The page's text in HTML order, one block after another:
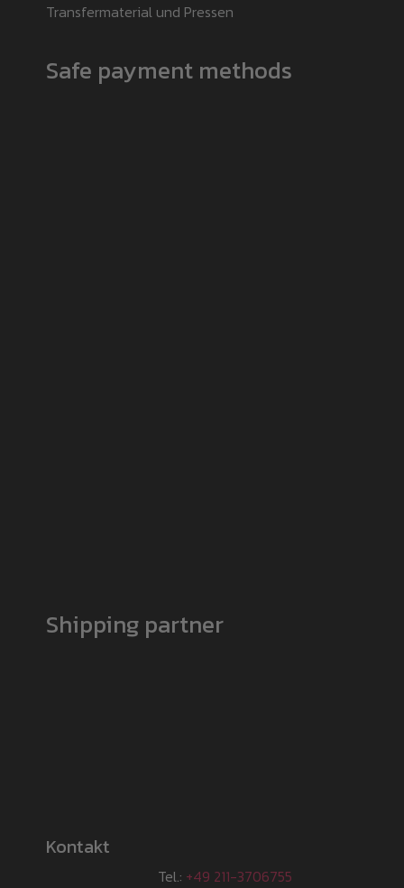
Transfermaterial und Pressen
Safe payment methods
Shipping partner
Kontakt
Tel.: +49 211-3706755